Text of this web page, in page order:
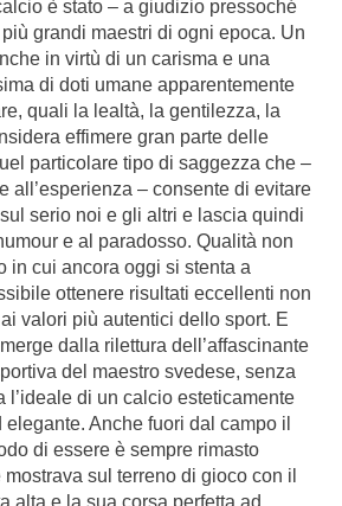
è stato – a giudizio pressoché
grandi maestri di ogni epoca. Un
in virtù di un carisma e una
di doti umane apparentemente
quali la lealtà, la gentilezza, la
effimere gran parte delle
particolare tipo di saggezza che –
all’esperienza – consente di evitare
serio noi e gli altri e lascia quindi
e al paradosso. Qualità non
in cui ancora oggi si stenta a
ottenere risultati eccellenti non
valori più autentici dello sport. E
dalla rilettura dell’affascinante
del maestro svedese, senza
l’ideale di un calcio esteticamente
Anche fuori dal campo il
di essere è sempre rimasto
sul terreno di gioco con il
alta e la sua corsa perfetta ad